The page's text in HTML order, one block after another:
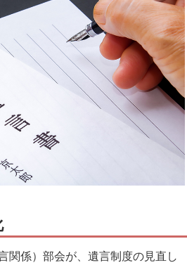
関係）部会が、遺言制度の見直し